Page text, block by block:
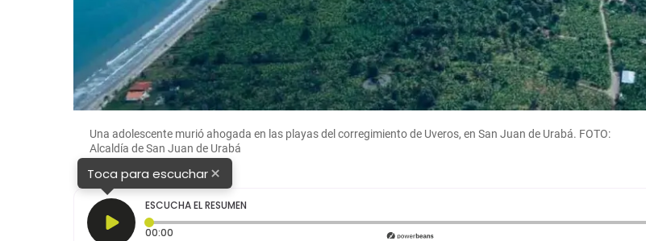
Una adolescente murió ahogada en las playas del corregimiento de Uveros, en San Juan de Urabá. FOTO:
Alcaldía de San Juan de Urabá
Toca para escuchar×
ESCUCHA EL RESUMEN
00:00